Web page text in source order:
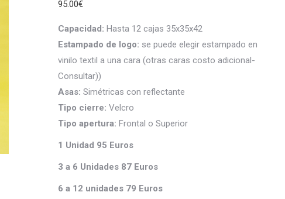
95.00€
Capacidad: Hasta 12 cajas 35x35x42
Estampado de logo: se puede elegir estampado en
vinilo textil a una cara (otras caras costo adicional-
Consultar))
Asas: Simétricas con reflectante
Tipo cierre: Velcro
Tipo apertura: Frontal o Superior
1 Unidad 95 Euros
3 a 6 Unidades 87 Euros
6 a 12 unidades 79 Euros